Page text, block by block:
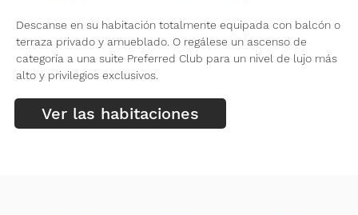
Descanse en su habitación totalmente equipada con balcón o
terraza privado y amueblado. O regálese un ascenso de
categoría a una suite Preferred Club para un nivel de lujo más
alto y privilegios exclusivos.
Ver las habitaciones